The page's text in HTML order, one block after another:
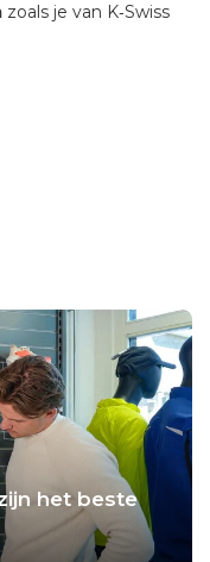
zoals je van K‑Swiss
het beste